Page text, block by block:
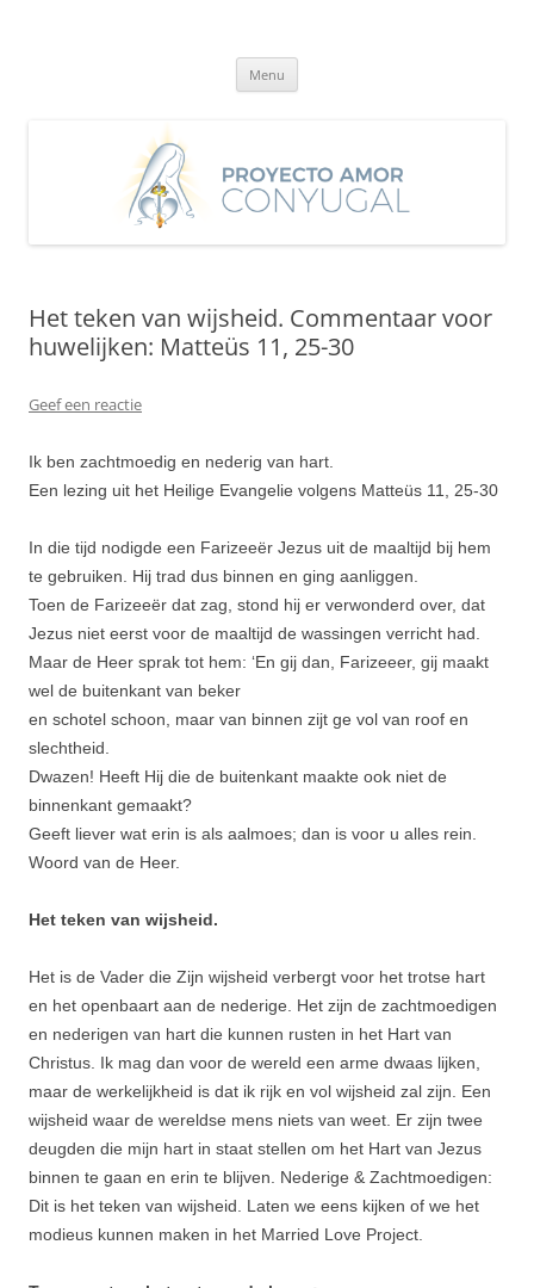
Menu
Het teken van wijsheid. Commentaar voor
huwelijken: Matteüs 11, 25-30
Geef een reactie
Ik ben zachtmoedig en nederig van hart.
Een lezing uit het Heilige Evangelie volgens Matteüs 11, 25-30
In die tijd nodigde een Farizeeër Jezus uit de maaltijd bij hem
te gebruiken. Hij trad dus binnen en ging aanliggen.
Toen de Farizeeër dat zag, stond hij er verwonderd over, dat
Jezus niet eerst voor de maaltijd de wassingen verricht had.
Maar de Heer sprak tot hem: ‘En gij dan, Farizeeer, gij maakt
wel de buitenkant van beker
en schotel schoon, maar van binnen zijt ge vol van roof en
slechtheid.
Dwazen! Heeft Hij die de buitenkant maakte ook niet de
binnenkant gemaakt?
Geeft liever wat erin is als aalmoes; dan is voor u alles rein.
Woord van de Heer.
Het teken van wijsheid.
Het is de Vader die Zijn wijsheid verbergt voor het trotse hart
en het openbaart aan de nederige. Het zijn de zachtmoedigen
en nederigen van hart die kunnen rusten in het Hart van
Christus. Ik mag dan voor de wereld een arme dwaas lijken,
maar de werkelijkheid is dat ik rijk en vol wijsheid zal zijn. Een
wijsheid waar de wereldse mens niets van weet. Er zijn twee
deugden die mijn hart in staat stellen om het Hart van Jezus
binnen te gaan en erin te blijven. Nederige & Zachtmoedigen:
Dit is het teken van wijsheid. Laten we eens kijken of we het
modieus kunnen maken in het Married Love Project.